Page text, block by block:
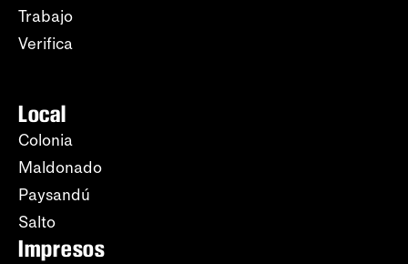
Trabajo
Verifica
Local
Colonia
Maldonado
Paysandú
Salto
Impresos